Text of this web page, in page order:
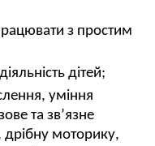
з простим
дітей;
уміння
та зв’язне
дрібну моторику,